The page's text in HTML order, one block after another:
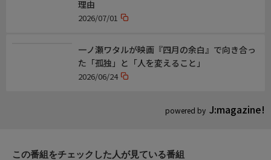
powered by J:magazine!
理由
2026/07/01
一ノ瀬ワタルが映画『四月の余白』で向き合っ
た「孤独」と「人を変えること」
2026/06/24
この番組をチェックした人が見ている番組